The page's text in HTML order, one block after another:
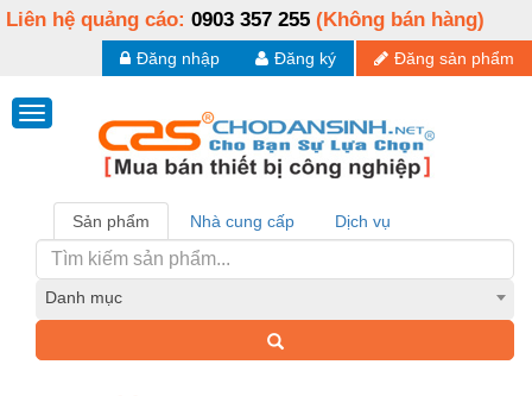
Liên hệ quảng cáo: 0903 357 255 (Không bán hàng)
Đăng sản phẩm
Đăng ký
Đăng nhập
Sản phẩm Nhà cung cấp Dịch vụ
Danh mục